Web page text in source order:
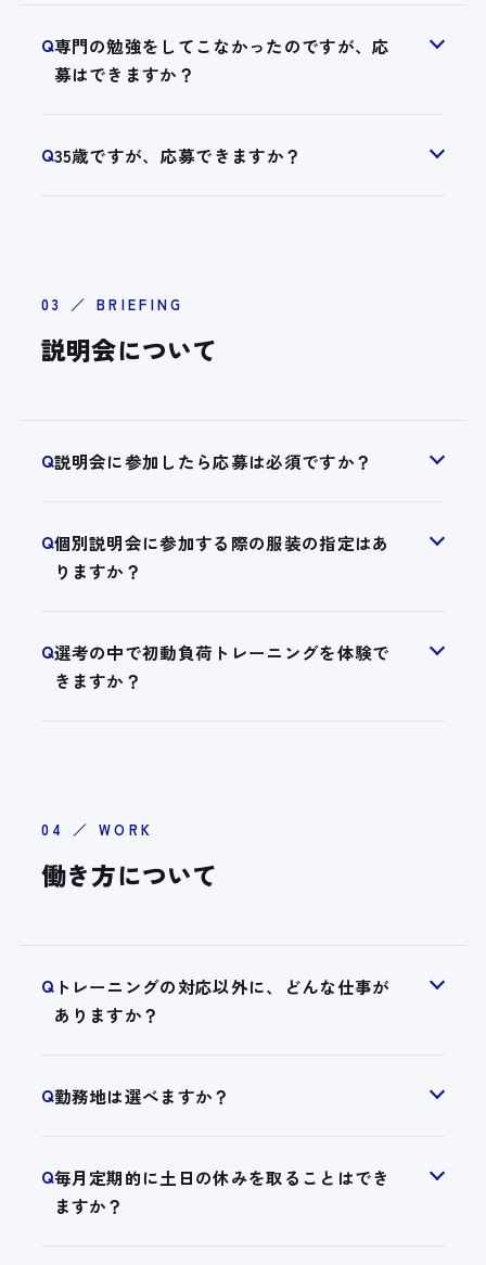
Q専門の勉強をしてこなかったのですが、応
募はできますか？
Q35歳ですが、応募できますか？
03 ／ BRIEFING
説明会について
Q説明会に参加したら応募は必須ですか？
Q個別説明会に参加する際の服装の指定はあ
りますか？
Q選考の中で初動負荷トレーニングを体験で
きますか？
04 ／ WORK
働き方について
Qトレーニングの対応以外に、どんな仕事が
ありますか？
Q勤務地は選べますか？
Q毎月定期的に土日の休みを取ることはでき
ますか？